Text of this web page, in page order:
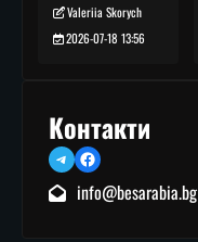
Valeriia Skorych
2026-07-18 13:56
Контакти
TelegramFacebook
info@besarabia.bg